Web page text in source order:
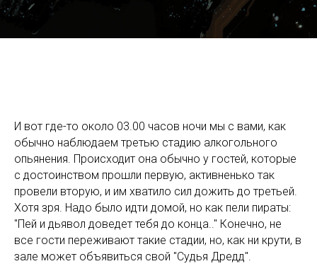
И вот где-то около 03.00 часов ночи мы с вами, как
обычно наблюдаем третью стадию алкогольного
опьянения. Происходит она обычно у гостей, которые
с достоинством прошли первую, активненько так
провели вторую, и им хватило сил дожить до третьей.
Хотя зря. Надо было идти домой, но как пели пираты:
"Пей и дьявол доведет тебя до конца.." Конечно, не
все гости переживают такие стадии, но, как ни крути, в
зале может объявиться свой "Судья Дредд".